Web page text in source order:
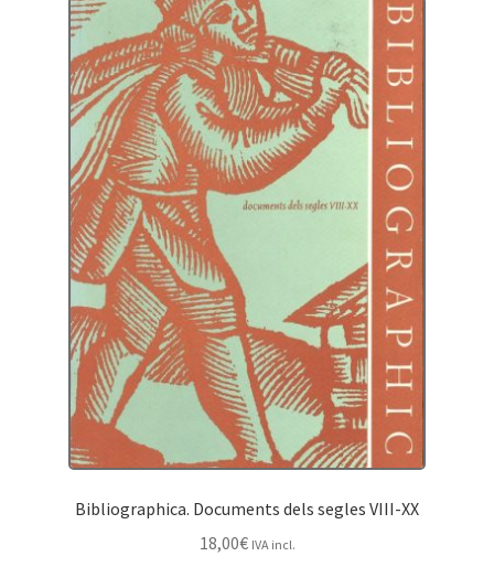
Bibliographica. Documents dels segles VIII-XX
18,00€ IVA incl.